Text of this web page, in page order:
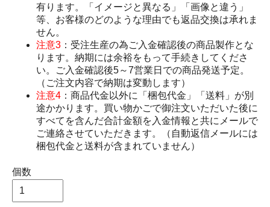
有ります。「イメージと異なる」「画像と違う」
等、お客様のどのような理由でも返品交換は承れま
せん。
注意3 ：受注生産の為ご入金確認後の商品製作とな
ります。納期には余裕をもって手続きしてくださ
い。ご入金確認後5～7営業日での商品発送予定。
（ご注文内容で納期は変動します）
注意4 ：商品代金以外に「梱包代金」「送料」が別
途かかります。買い物かごで御注文いただいた後に
すべてを含んだ合計金額を入金情報と共にメールで
ご連絡させていただきます。（自動返信メールには
梱包代金と送料が含まれていません）
個数